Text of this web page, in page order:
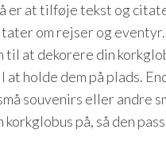
er at tilføje tekst og
om rejser og
til at dekorere din
holde dem på plads.
souvenirs eller andre
på, så den